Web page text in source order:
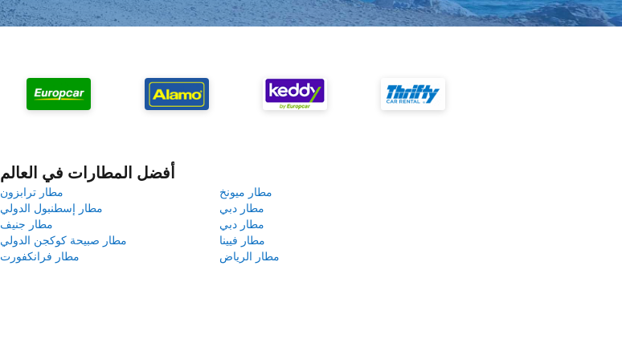
أفضل المطارات في العالم
مطار ترابزون
مطار ميونخ
مطار إسطنبول الدولي
مطار دبي
مطار جنيف
مطار دبي
مطار صبيحة كوكجن الدولي
مطار فيينا
مطار فرانكفورت
مطار الرياض